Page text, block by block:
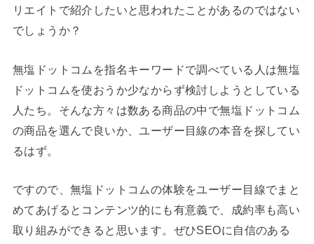
リエイトで紹介したいと思われたことがあるのではない
でしょうか？
無塩ドットコムを指名キーワードで調べている人は無塩
ドットコムを使おうか少なからず検討しようとしている
人たち。そんな方々は数ある商品の中で無塩ドットコム
の商品を選んで良いか、ユーザー目線の本音を探してい
るはず。
ですので、無塩ドットコムの体験をユーザー目線でまと
めてあげるとコンテンツ的にも有意義で、成約率も高い
取り組みができると思います。ぜひSEOに自信のある